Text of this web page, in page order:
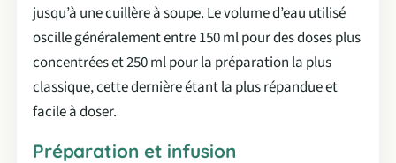
jusqu’à une cuillère à soupe. Le volume d’eau utilisé
oscille généralement entre 150 ml pour des doses plus
concentrées et 250 ml pour la préparation la plus
classique, cette dernière étant la plus répandue et
facile à doser.
Préparation et infusion